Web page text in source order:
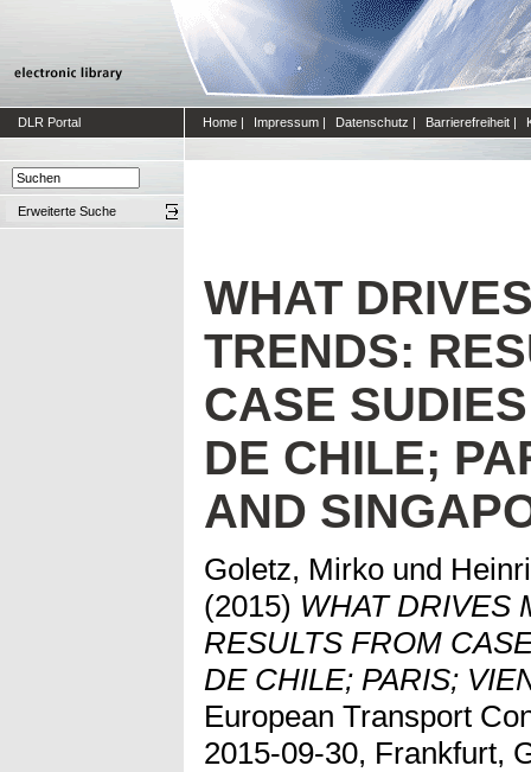
DLR Portal Home | Impressum | Datenschutz | Barrierefreiheit |
Erweiterte Suche
WHAT
TRENDS:
CASE
DE CHILE;
AND
Goletz, Mirko und
(2015) WHAT DRIVES
RESULTS FROM
DE CHILE; PARIS;
European Transport
2015-09-30, Frankfurt,